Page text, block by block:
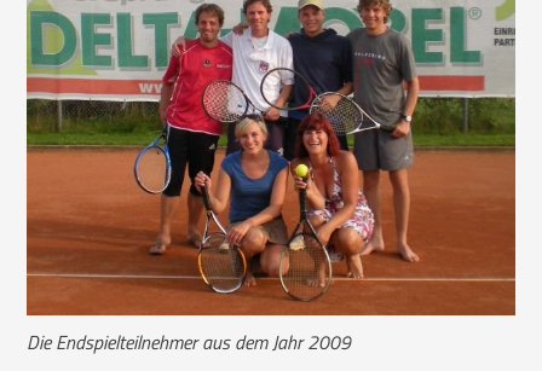
Freizeitsport
Fußball
Gymnastik
Triathlon
Die Endspielteilnehmer aus dem Jahr 2009